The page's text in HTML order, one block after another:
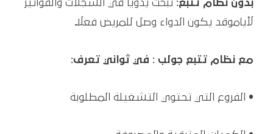
بدون نظام تتبع: تبحث يدوياً في السجلات والفواتير
لأياموقد يكون الدواء وصل للمريض فعلًا.
مع نظام تتبع جولب : في ثواني تعرف:
• الفروع التي تحتوي التشغيلة المطلوبة